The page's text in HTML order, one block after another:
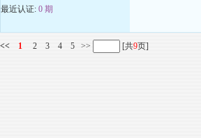
最近认证: 0 期
<< 1 2 3 4 5 >> [共9页]